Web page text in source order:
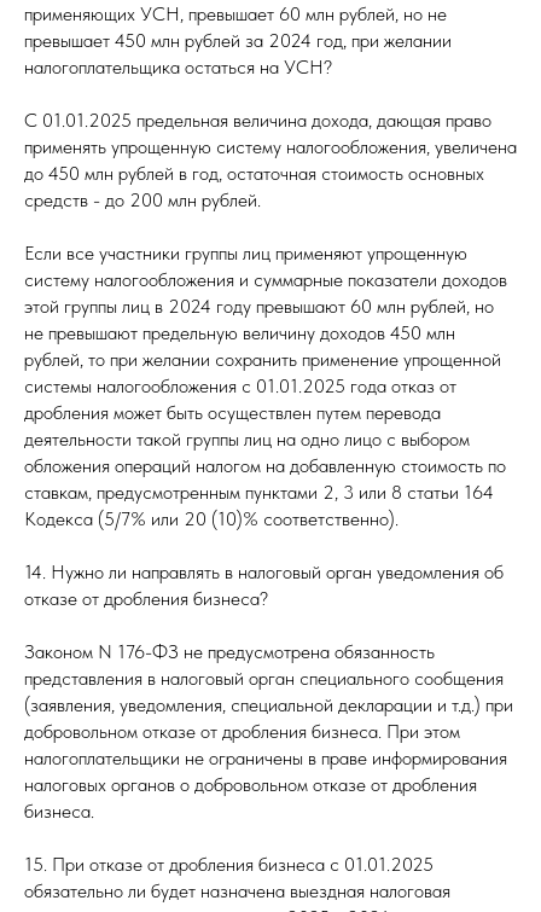
применяющих УСН, превышает 60 млн рублей, но не
превышает 450 млн рублей за 2024 год, при желании
налогоплательщика остаться на УСН?
С 01.01.2025 предельная величина дохода, дающая право
применять упрощенную систему налогообложения, увеличена
до 450 млн рублей в год, остаточная стоимость основных
средств - до 200 млн рублей.
Если все участники группы лиц применяют упрощенную
систему налогообложения и суммарные показатели доходов
этой группы лиц в 2024 году превышают 60 млн рублей, но
не превышают предельную величину доходов 450 млн
рублей, то при желании сохранить применение упрощенной
системы налогообложения с 01.01.2025 года отказ от
дробления может быть осуществлен путем перевода
деятельности такой группы лиц на одно лицо с выбором
обложения операций налогом на добавленную стоимость по
ставкам, предусмотренным пунктами 2, 3 или 8 статьи 164
Кодекса (5/7% или 20 (10)% соответственно).
14. Нужно ли направлять в налоговый орган уведомления об
отказе от дробления бизнеса?
Законом N 176-ФЗ не предусмотрена обязанность
представления в налоговый орган специального сообщения
(заявления, уведомления, специальной декларации и т.д.) при
добровольном отказе от дробления бизнеса. При этом
налогоплательщики не ограничены в праве информирования
налоговых органов о добровольном отказе от дробления
бизнеса.
15. При отказе от дробления бизнеса с 01.01.2025
обязательно ли будет назначена выездная налоговая